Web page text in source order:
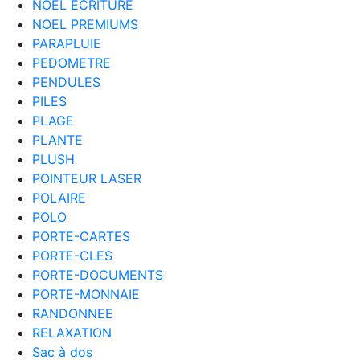
NOEL ECRITURE
NOEL PREMIUMS
PARAPLUIE
PEDOMETRE
PENDULES
PILES
PLAGE
PLANTE
PLUSH
POINTEUR LASER
POLAIRE
POLO
PORTE-CARTES
PORTE-CLES
PORTE-DOCUMENTS
PORTE-MONNAIE
RANDONNEE
RELAXATION
Sac à dos